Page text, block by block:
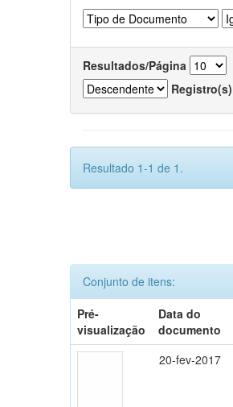
Resultados/Página
Registro(s)
Resultado 1-1 de 1.
Conjunto de itens:
Pré-
visualização
Data do
documento
20-fev-2017